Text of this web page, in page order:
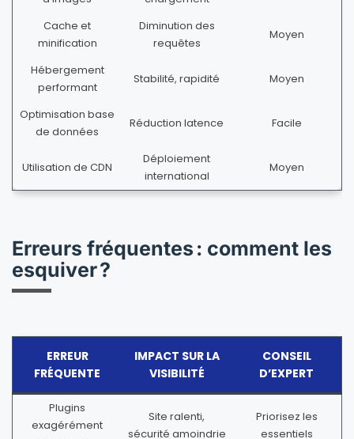
Cache et
minification
Diminution des
requêtes
Moyen
Hébergement
performant
Stabilité, rapidité Moyen
Optimisation base
de données
Réduction latence Facile
Utilisation de CDN
Déploiement
international
Moyen
Erreurs fréquentes : comment les
esquiver ?
ERREUR
FRÉQUENTE
IMPACT SUR LA
VISIBILITÉ
CONSEIL
D’EXPERT
Plugins
exagérément
Site ralenti,
sécurité amoindrie
Priorisez les
essentiels